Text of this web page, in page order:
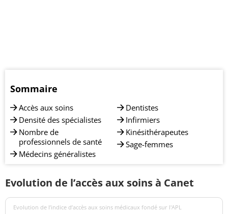
Sommaire
Accès aux soins
Densité des spécialistes
Nombre de
professionnels de santé
Médecins généralistes
Dentistes
Infirmiers
Kinésithérapeutes
Sage-femmes
Evolution de l’accès aux soins à Canet
Evolution de l’indice d’accès aux soins médicaux fondé sur l'APL